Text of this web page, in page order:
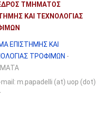
ΤΜΗΜΑΤΟΣ
ΚΑΙ ΤΕΧΝΟΛΟΓΙΑΣ
ΕΠΙΣΤΗΜΗΣ ΚΑΙ
ΤΡΟΦΙΜΩΝ -
mail:m.papadelli (at) uop (dot)